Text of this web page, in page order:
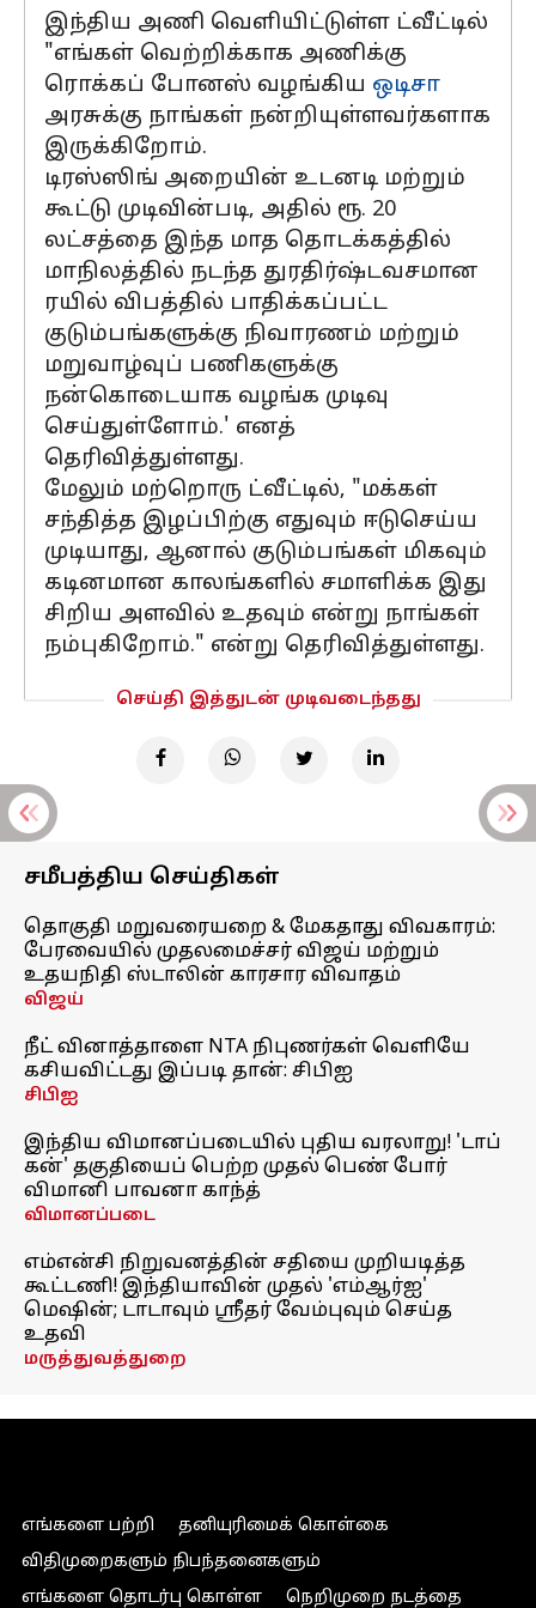
இந்திய அணி வெளியிட்டுள்ள ட்வீட்டில்
"எங்கள் வெற்றிக்காக அணிக்கு
ரொக்கப் போனஸ் வழங்கிய ஒடிசா
அரசுக்கு நாங்கள் நன்றியுள்ளவர்களாக
இருக்கிறோம்.
டிரஸ்ஸிங் அறையின் உடனடி மற்றும்
கூட்டு முடிவின்படி, அதில் ரூ. 20
லட்சத்தை இந்த மாத தொடக்கத்தில்
மாநிலத்தில் நடந்த துரதிர்ஷ்டவசமான
ரயில் விபத்தில் பாதிக்கப்பட்ட
குடும்பங்களுக்கு நிவாரணம் மற்றும்
மறுவாழ்வுப் பணிகளுக்கு
நன்கொடையாக வழங்க முடிவு
செய்துள்ளோம்.' எனத்
தெரிவித்துள்ளது.
மேலும் மற்றொரு ட்வீட்டில், "மக்கள்
சந்தித்த இழப்பிற்கு எதுவும் ஈடுசெய்ய
முடியாது, ஆனால் குடும்பங்கள் மிகவும்
கடினமான காலங்களில் சமாளிக்க இது
சிறிய அளவில் உதவும் என்று நாங்கள்
நம்புகிறோம்." என்று தெரிவித்துள்ளது.
செய்தி இத்துடன் முடிவடைந்தது
சமீபத்திய செய்திகள்
தொகுதி மறுவரையறை & மேகதாது விவகாரம்:
பேரவையில் முதலமைச்சர் விஜய் மற்றும்
உதயநிதி ஸ்டாலின் காரசார விவாதம்
விஜய்
நீட் வினாத்தாளை NTA நிபுணர்கள் வெளியே
கசியவிட்டது இப்படி தான்: சிபிஐ
சிபிஐ
இந்திய விமானப்படையில் புதிய வரலாறு! 'டாப்
கன்' தகுதியைப் பெற்ற முதல் பெண் போர்
விமானி பாவனா காந்த்
விமானப்படை
எம்என்சி நிறுவனத்தின் சதியை முறியடித்த
கூட்டணி! இந்தியாவின் முதல் 'எம்ஆர்ஐ'
மெஷின்; டாடாவும் ஸ்ரீதர் வேம்புவும் செய்த
உதவி
மருத்துவத்துறை
எங்களை பற்றி
தனியுரிமைக் கொள்கை
விதிமுறைகளும் நிபந்தனைகளும்
எங்களை தொடர்பு கொள்ள
நெறிமுறை நடத்தை